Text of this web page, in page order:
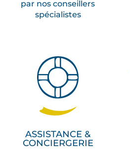
par nos conseillers
spécialistes
ASSISTANCE &
CONCIERGERIE